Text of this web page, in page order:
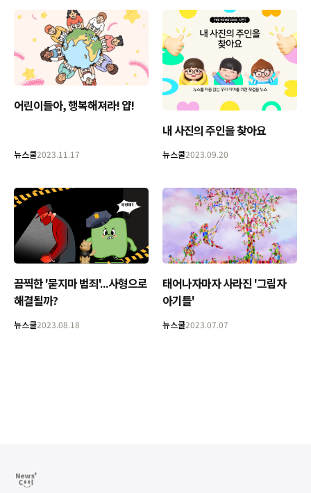
어린이들아, 행복해져라! 얍!
뉴스쿨2023.11.17
내 사진의 주인을 찾아요
뉴스쿨2023.09.20
끔찍한 '묻지마 범죄'...사형으로
해결될까?
뉴스쿨2023.08.18
태어나자마자 사라진 '그림자
아기들'
뉴스쿨2023.07.07